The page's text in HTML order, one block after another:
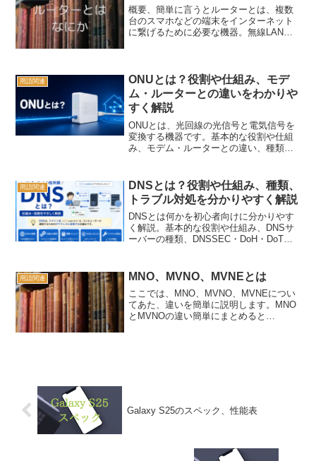
概要、簡単に言うとルーターとは、複数
台のスマホなどの端末をインターネット
に繋げるために必要な機器。無線LANル
接続方法も複数ある...
用語関連
ONUとは？役割や仕組み、モデ
ム・ルーターとの違いをわかりや
すく解説
ONUとは、光回線の光信号と電気信号を
変換する機器です。基本的な役割や仕組
み、モデム・ルーターとの違い、種類、
用語関連
DNSとは？役割や仕組み、種類、
トラブル対処を分かりやすく解説
DNSとは何かを初心者向けに分かりやす
く解説。基本的な役割や仕組み、DNSサ
ーバーの種類、DNSSEC・DoH・DoT、
用語関連 MNO、MVNO、MVNEとは
ここでは、MNO、MVNO、MVNEについ
てあた、違いを簡単に説明します。MNO
とMVNOの違い簡単にまとめると
Galaxy S25のスペック、性能表